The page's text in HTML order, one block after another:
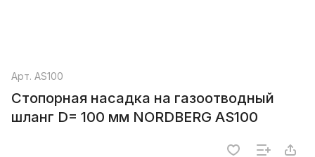
Арт. AS100
Стопорная насадка на газоотводный
шланг D= 100 мм NORDBERG AS100